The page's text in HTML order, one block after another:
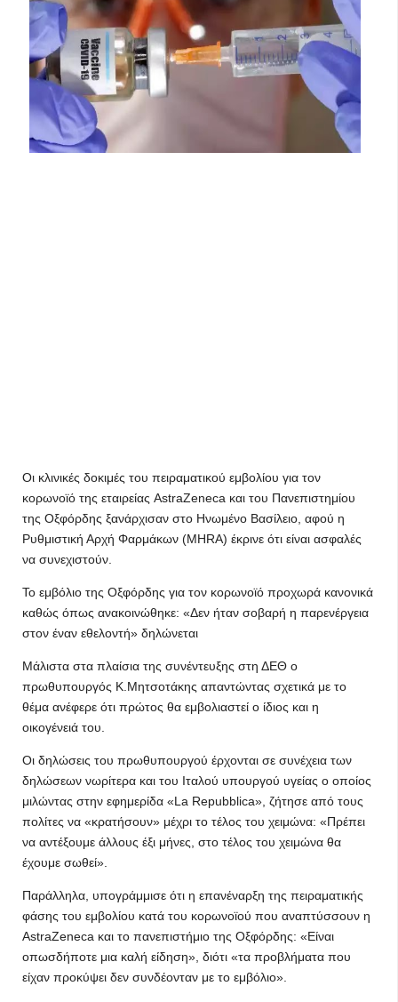
Οι κλινικές δοκιμές του πειραματικού εμβολίου για τον
κορωνοϊό της εταιρείας AstraZeneca και του Πανεπιστημίου
της Οξφόρδης ξανάρχισαν στο Ηνωμένο Βασίλειο, αφού η
Ρυθμιστική Αρχή Φαρμάκων (MHRA) έκρινε ότι είναι ασφαλές
να συνεχιστούν.
Το εμβόλιο της Οξφόρδης για τον κορωνοϊό προχωρά κανονικά
καθώς όπως ανακοινώθηκε: «Δεν ήταν σοβαρή η παρενέργεια
στον έναν εθελοντή» δηλώνεται
Μάλιστα στα πλαίσια της συνέντευξης στη ΔΕΘ ο
πρωθυπουργός Κ.Μητσοτάκης απαντώντας σχετικά με το
θέμα ανέφερε ότι πρώτος θα εμβολιαστεί ο ίδιος και η
οικογένειά του.
Οι δηλώσεις του πρωθυπουργού έρχονται σε συνέχεια των
δηλώσεων νωρίτερα και του Ιταλού υπουργού υγείας ο οποίος
μιλώντας στην εφημερίδα «La Repubblica», ζήτησε από τους
πολίτες να «κρατήσουν» μέχρι το τέλος του χειμώνα: «Πρέπει
να αντέξουμε άλλους έξι μήνες, στο τέλος του χειμώνα θα
έχουμε σωθεί».
Παράλληλα, υπογράμμισε ότι η επανέναρξη της πειραματικής
φάσης του εμβολίου κατά του κορωνοϊού που αναπτύσσουν η
AstraZeneca και το πανεπιστήμιο της Οξφόρδης: «Είναι
οπωσδήποτε μια καλή είδηση», διότι «τα προβλήματα που
είχαν προκύψει δεν συνδέονταν με το εμβόλιο».